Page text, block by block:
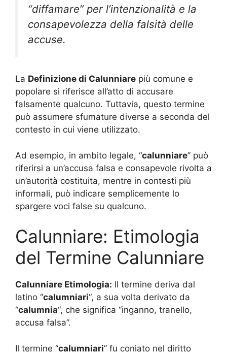
“diffamare” per l’intenzionalità e la
consapevolezza della falsità delle
accuse.
La Definizione di Calunniare più comune e
popolare si riferisce all’atto di accusare
falsamente qualcuno. Tuttavia, questo termine
può assumere sfumature diverse a seconda del
contesto in cui viene utilizzato.
Ad esempio, in ambito legale, “calunniare” può
riferirsi a un’accusa falsa e consapevole rivolta a
un’autorità costituita, mentre in contesti più
informali, può indicare semplicemente lo
spargere voci false su qualcuno.
Calunniare: Etimologia
del Termine Calunniare
Calunniare Etimologia: Il termine deriva dal
latino “calumniari“, a sua volta derivato da
“calumnia“, che significa “inganno, tranello,
accusa falsa”.
Il termine “calumniari” fu coniato nel diritto